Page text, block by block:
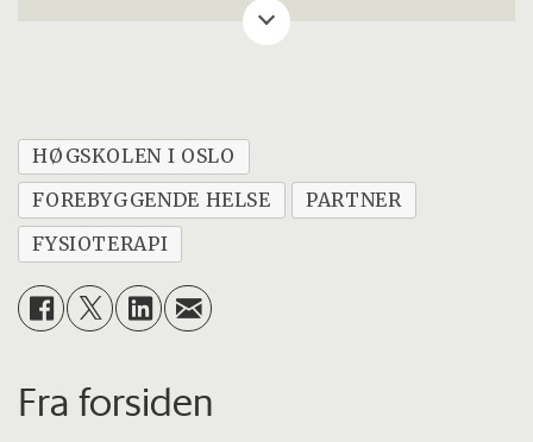
HØGSKOLEN I OSLO
FOREBYGGENDE HELSE
PARTNER
FYSIOTERAPI
Fra forsiden